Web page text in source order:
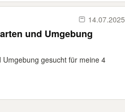
14.07.2025
und Umgebung
gesucht für meine 4